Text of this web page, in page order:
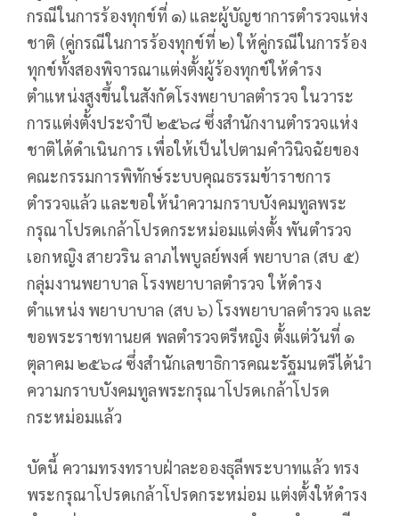
กรณีในการร้องทุกข์ที่ ๑) และผู้บัญชาการตำรวจแห่ง
ชาติ (คู่กรณีในการร้องทุกข์ที่ ๒) ให้คู่กรณีในการร้อง
ทุกข์ทั้งสองพิจารณาแต่งตั้งผู้ร้องทุกข์ให้ดำรง
ตำแหน่งสูงขึ้นในสังกัดโรงพยาบาลตำรวจ ในวาระ
การแต่งตั้งประจำปี ๒๕๖๘ ซึ่งสำนักงานตำรวจแห่ง
ชาติได้ดำเนินการ เพื่อให้เป็นไปตามคำวินิจฉัยของ
คณะกรรมการพิทักษ์ระบบคุณธรรมข้าราชการ
ตำรวจแล้ว และขอให้นำความกราบบังคมทูลพระ
กรุณาโปรดเกล้าโปรดกระหม่อมแต่งตั้ง พันตำรวจ
เอกหญิง สายวริน ลาภไพบูลย์พงศ์ พยาบาล (สบ ๕)
กลุ่มงานพยาบาล โรงพยาบาลตำรวจ ให้ดำรง
ตำแหน่ง พยาบาบาล (สบ ๖) โรงพยาบาลตำรวจ และ
ขอพระราชทานยศ พลตำรวจตรีหญิง ตั้งแต่วันที่ ๑
ตุลาคม ๒๕๖๘ ซึ่งสำนักเลขาธิการคณะรัฐมนตรีได้นำ
ความกราบบังคมทูลพระกรุณาโปรดเกล้าโปรด
กระหม่อมแล้ว
บัดนี้ ความทรงทราบฝ่าละอองธุลีพระบาทแล้ว ทรง
พระกรุณาโปรดเกล้าโปรดกระหม่อม แต่งตั้งให้ดำรง